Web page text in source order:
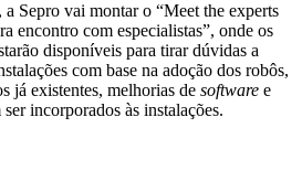
Sepro vai montar o “Meet the experts
encontro com especialistas”, onde os
disponíveis para tirar dúvidas a
com base na adoção dos robôs,
já existentes, melhorias de software e
incorporados às instalações.